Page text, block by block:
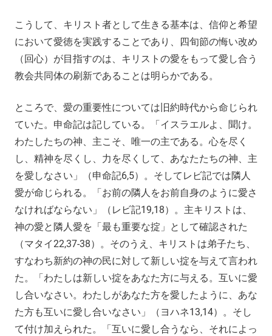
こうして、キリスト者として生きる基本は、信仰と希望
において愛徳を実践することであり、四旬節の悔い改め
（回心）が目指すのは、キリストの愛をもって愛し合う
教会共同体の刷新であることは明らかである。
ところで、愛の重要性については旧約時代から命じられ
ていた。申命記は記している。「イスラエルよ、聞け。
わたしたちの神、主こそ、唯一の主である。心を尽く
し、精神を尽くし、力を尽くして、あなたたちの神、主
を愛しなさい」（申命記6,5）。そしてレビ記では隣人
愛が命じられる。「お前の隣人をお前自身のように愛さ
なければならない」（レビ記19,18）。主キリストは、
神の愛と隣人愛を「最も重要な掟」として確認された
（マタイ22,37-38）。そのうえ、キリストは弟子たち、
すなわち新約の神の民に対して新しい掟を与えて言われ
た。「わたしは新しい掟をあなた方に与える。互いに愛
し合いなさい。わたしがあなた方を愛したように、あな
た方も互いに愛し合いなさい」（ヨハネ13,14）。そし
て付け加えられた。「互いに愛し合うなら、それによっ